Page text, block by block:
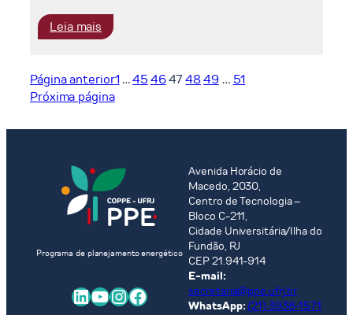
Baía
de
Operador
do
Sistema
Leia mais
O
ambiental
segundo
abordagens.
Página anterior1 …4546474849 … 51
Próxima página
Programa de planejamento energético
LinkedIn Youtube InstagramFacebook
Avenida Horácio de
Macedo, 2030,
Centro de Tecnologia –
Bloco C-211,
Cidade Universitária/Ilha do
Fundão, RJ
CEP 21.941-914
E-mail:
secretaria@ppe.ufrj.br
WhatsApp: (21) 3938-1571